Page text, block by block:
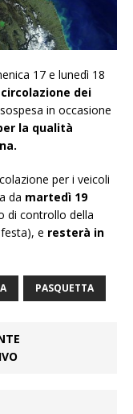
17 e lunedì 18
dei
in occasione
la qualità
per i veicoli
da martedì 19
di controllo della
e resterà in
PASQUETTA